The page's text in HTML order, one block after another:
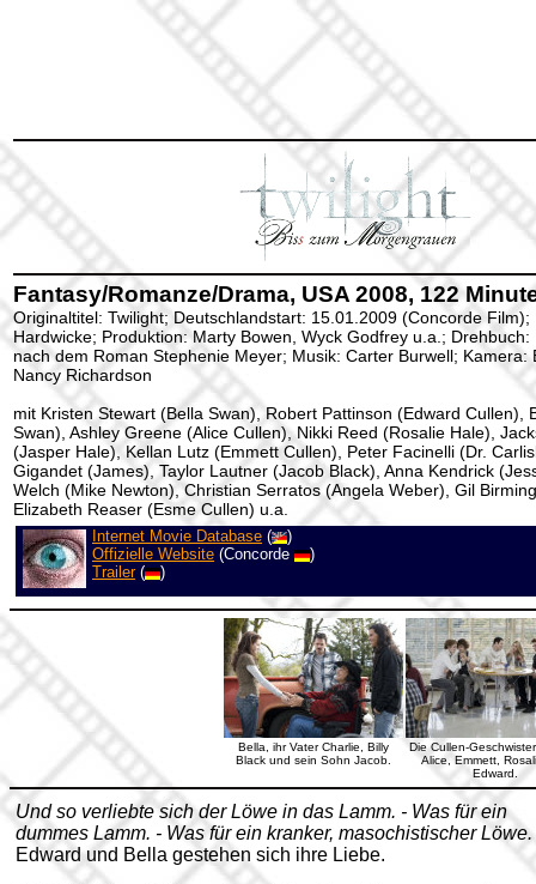
Fantasy/Romanze/Drama, USA 2008, 122
Originaltitel: Twilight; Deutschlandstart: 15.01.2009 (Concorde Film);
Hardwicke; Produktion: Marty Bowen, Wyck Godfrey u.a.;
nach dem Roman Stephenie Meyer; Musik: Carter Burwell; Kamera:
Nancy Richardson
mit Kristen Stewart (Bella Swan), Robert Pattinson (Edward Cullen),
Swan), Ashley Greene (Alice Cullen), Nikki Reed (Rosalie Hale),
(Jasper Hale), Kellan Lutz (Emmett Cullen), Peter Facinelli (Dr.
Gigandet (James), Taylor Lautner (Jacob Black), Anna Kendrick
Welch (Mike Newton), Christian Serratos (Angela Weber), Gil
Elizabeth Reaser (Esme Cullen) u.a.
Internet Movie Database (
)
Offizielle Website (Concorde
)
Trailer( )
Bella, ihr Vater Charlie, Billy
Black und sein Sohn Jacob.
Die Cullen-
Alice, Emmett,
Edward.
Und so verliebte sich der Löwe in das Lamm. - Was für ein
dummes Lamm. - Was für ein kranker, masochistischer Löwe.
Edward und Bella gestehen sich ihre Liebe.